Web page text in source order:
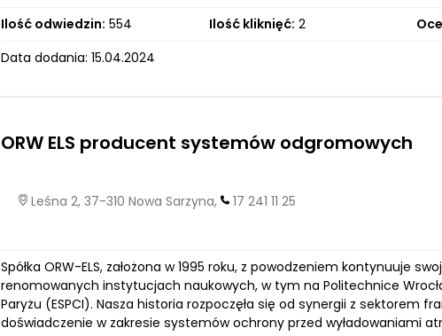
Ilość odwiedzin: 554 Ilość kliknięć: 2
Data dodania: 15.04.2024
ORW ELS producent systemów odgromowych
Leśna 2, 37-310 Nowa Sarzyna, 17 241 11 25
Spółka ORW-ELS, założona w 1995 roku, z powodzeniem kontynuuje
renomowanych instytucjach naukowych, w tym na Politechnice
Paryżu (ESPCI). Nasza historia rozpoczęła się od synergii z sektorem
doświadczenie w zakresie systemów ochrony przed wyładowaniami